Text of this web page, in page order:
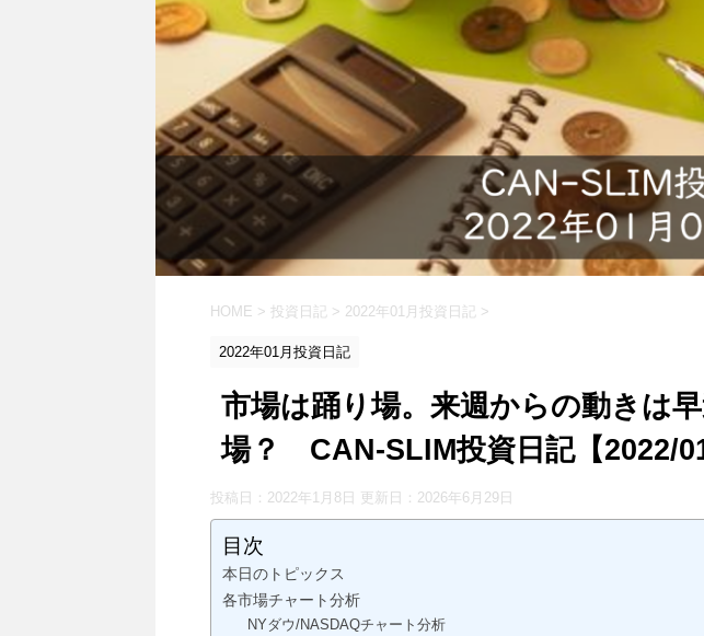
HOME > 投資日記 > 2022年01月投資日記 >
2022年01月投資日記
市場は踊り場。来週からの動きは
場？ CAN-SLIM投資日記【2022/
投稿日：2022年1月8日 更新日： 2026年6月29日
目次
本日のトピックス
各市場チャート分析
NYダウ/NASDAQチャート分析